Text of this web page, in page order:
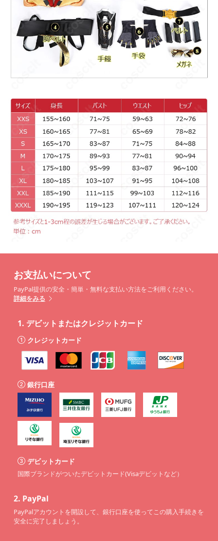
お支払いについて
PayPal提供の安全・簡単・無料な支払い方法をご利用ください。
詳細をみる
1. デビットまたはクレジットカード
クレジットカード
銀行口座
デビットカード
国際ブランドがついたデビットカード(Visaデビットなど）
2. PayPal
PayPalアカウントを開設して、銀行口座を使ってこの購入手続きを
安全に完了しましょう。